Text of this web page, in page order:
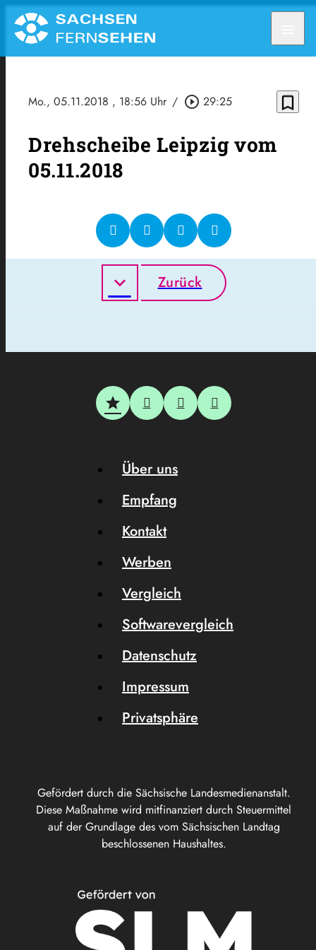
Mo., 05.11.2018 , 18:56 Uhr / play_circle_outline 29:25 bookmark_border
Drehscheibe Leipzig vom
05.11.2018
Zurück
Gefördert durch die Sächsische Landesmedienanstalt.
Diese Maßnahme wird mitfinanziert durch Steuermittel
auf der Grundlage des vom Sächsischen Landtag
beschlossenen Haushaltes.
Über uns
Empfang
Kontakt
Werben
Vergleich
Softwarevergleich
Datenschutz
Impressum
Privatsphäre